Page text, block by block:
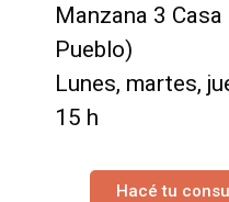
Manzana 3
Pueblo)
Lunes, martes,
15 h
Hacé tu